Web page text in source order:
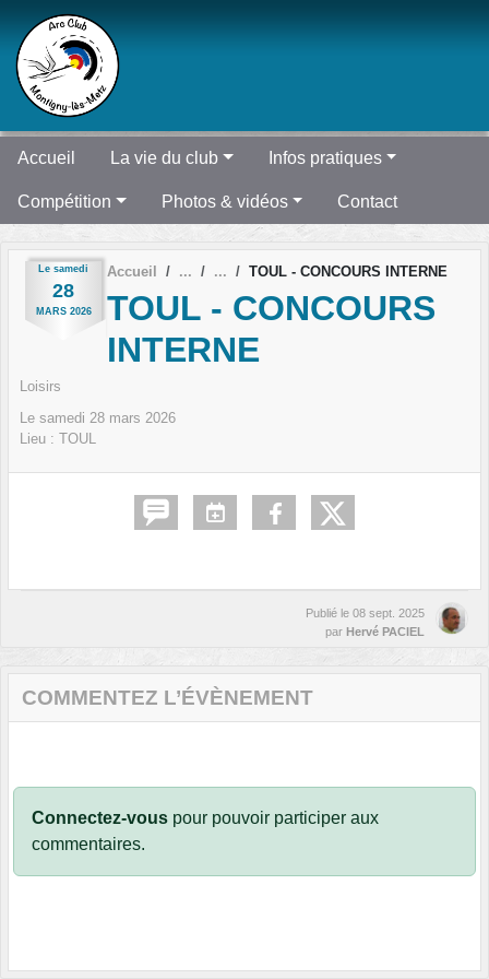
Accueil La vie du club Infos pratiques
Compétition Photos & vidéos Contact
Le samedi
28
MARS 2026
Accueil TOUL - CONCOURS INTERNE
TOUL - CONCOURS
INTERNE
Loisirs
Le samedi 28 mars 2026
Lieu : TOUL
Publié le 08 sept. 2025
par Hervé PACIEL
COMMENTEZ L’ÉVÈNEMENT
Connectez-vous pour pouvoir participer aux
commentaires.
Panneau de gestion des cookies